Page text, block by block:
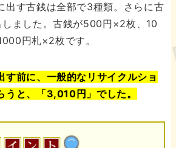
出す古銭は全部で3種類。さらに古
ました。古銭が500円×2枚、10
円札×2枚です。
す前に、一般的なリサイクルショ
うと、「3,010円」でした。